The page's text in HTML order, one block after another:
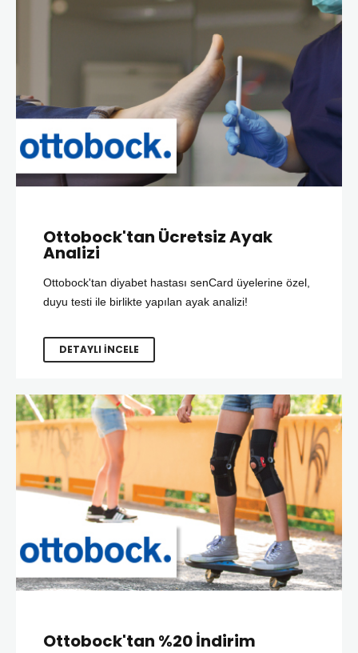
Ottobock'tan Ücretsiz Ayak
Analizi
Ottobock'tan diyabet hastası senCard üyelerine özel,
duyu testi ile birlikte yapılan ayak analizi!
DETAYLI İNCELE
Ottobock'tan %20 İndirim